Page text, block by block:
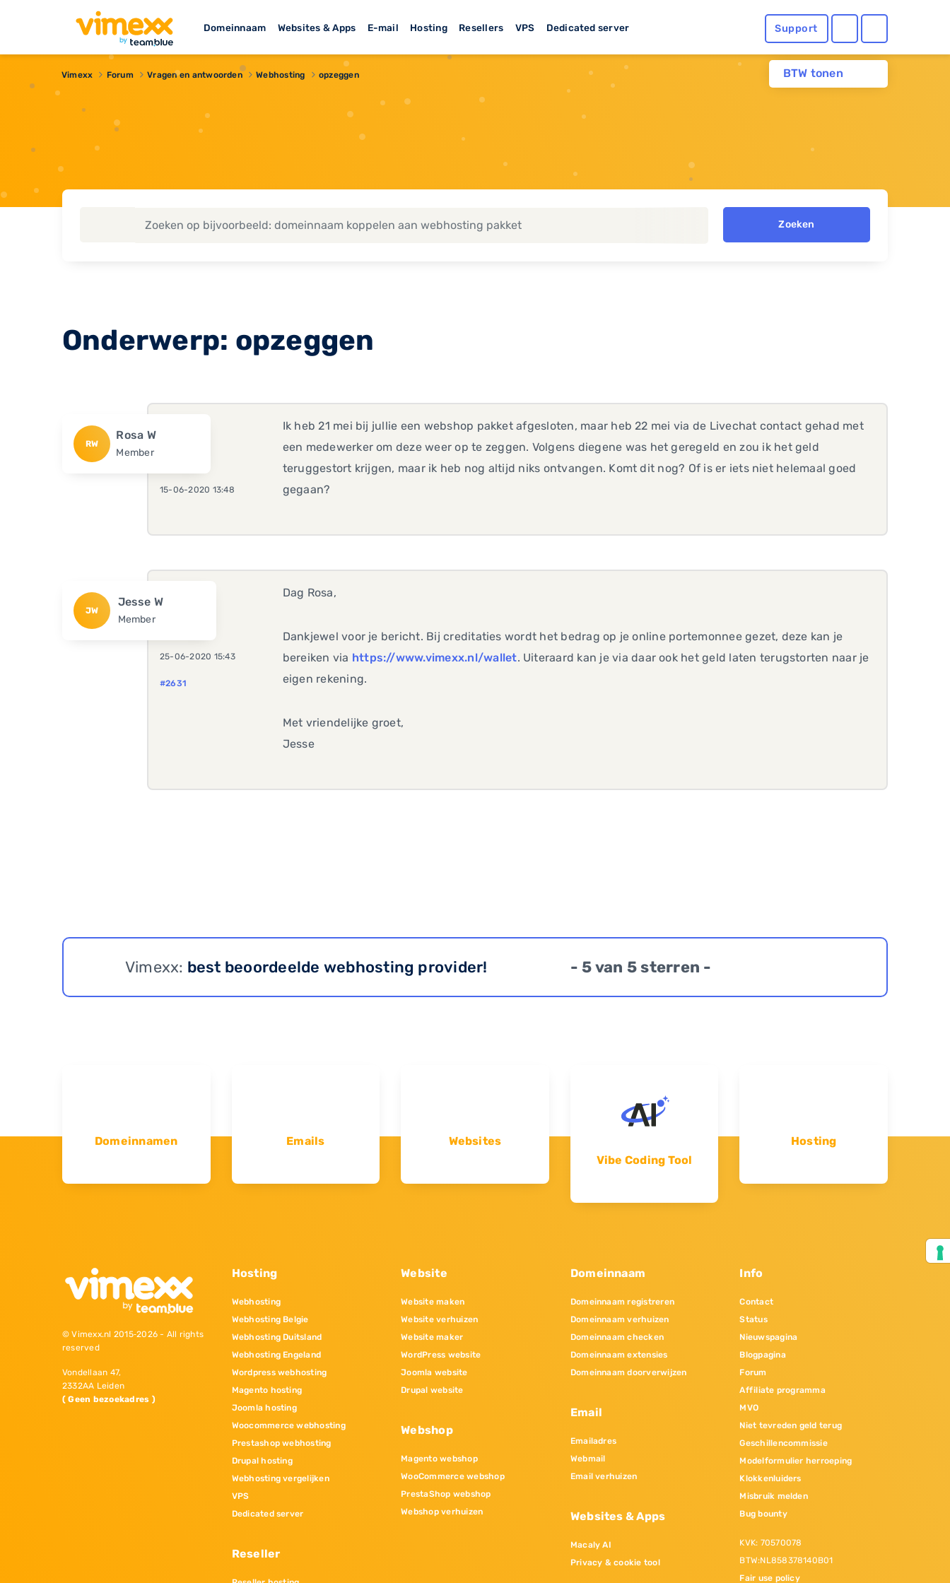
Domeinnaam Websites & Apps E-mail Hosting Resellers VPS Dedicated server Support
BTW tonen
Vimexx Forum Vragen en antwoorden Webhosting opzeggen
Zoeken
Onderwerp: opzeggen
RW
Rosa W
Member
15-06-2020 13:48
Ik heb 21 mei bij jullie een webshop pakket afgesloten, maar heb 22 mei via de Livechat contact gehad met
een medewerker om deze weer op te zeggen. Volgens diegene was het geregeld en zou ik het geld
teruggestort krijgen, maar ik heb nog altijd niks ontvangen. Komt dit nog? Of is er iets niet helemaal goed
gegaan?
JW
Jesse W
Member
25-06-2020 15:43
#2631
Dag Rosa,
Dankjewel voor je bericht. Bij creditaties wordt het bedrag op je online portemonnee gezet, deze kan je
bereiken via https://www.vimexx.nl/wallet. Uiteraard kan je via daar ook het geld laten terugstorten naar je
eigen rekening.
Met vriendelijke groet,
Jesse
Vimexx: best beoordeelde webhosting provider! - 5 van 5 sterren -
Domeinnamen Emails
Websites
Vibe Coding Tool
Hosting
© Vimexx.nl 2015‐2026 - All rights
reserved
Vondellaan 47,
2332AA Leiden
( Geen bezoekadres )
Hosting
Webhosting
Webhosting Belgie
Webhosting Duitsland
Webhosting Engeland
Wordpress webhosting
Magento hosting
Joomla hosting
Woocommerce webhosting
Prestashop webhosting
Drupal hosting
Webhosting vergelijken
VPS
Dedicated server
Reseller
Website
Website maken
Website verhuizen
Website maker
WordPress website
Joomla website
Drupal website
Webshop
Magento webshop
WooCommerce webshop
PrestaShop webshop
Webshop verhuizen
Domeinnaam
Domeinnaam registreren
Domeinnaam verhuizen
Domeinnaam checken
Domeinnaam extensies
Domeinnaam doorverwijzen
Email
Emailadres
Webmail
Email verhuizen
Websites & Apps
Macaly AI
Privacy & cookie tool
Info
Contact
Status
Nieuwspagina
Blogpagina
Forum
Affiliate programma
MVO
Niet tevreden geld terug
Geschillencommissie
Modelformulier herroeping
Klokkenluiders
Misbruik melden
Bug bounty
KVK: 70570078
BTW:NL858378140B01
Fair use policy